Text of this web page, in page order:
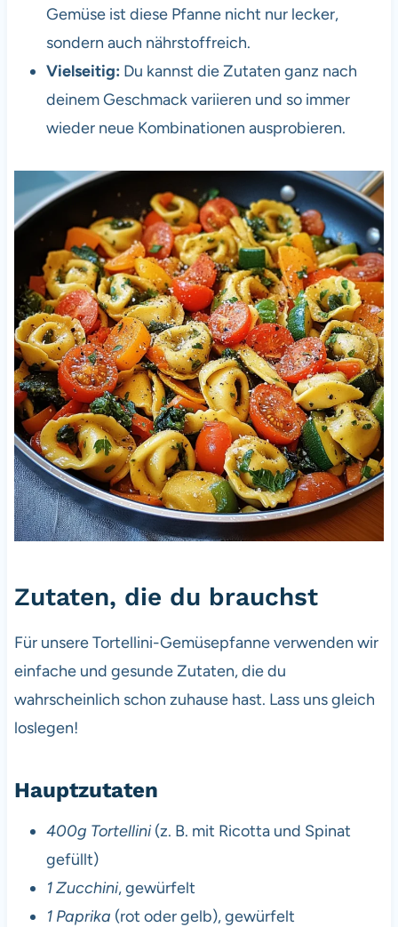
Gemüse ist diese Pfanne nicht nur lecker,
sondern auch nährstoffreich.
Vielseitig: Du kannst die Zutaten ganz nach
deinem Geschmack variieren und so immer
wieder neue Kombinationen ausprobieren.
Zutaten, die du brauchst
Für unsere Tortellini-Gemüsepfanne verwenden wir
einfache und gesunde Zutaten, die du
wahrscheinlich schon zuhause hast. Lass uns gleich
loslegen!
Hauptzutaten
400g Tortellini(z. B. mit Ricotta und Spinat
gefüllt)
1 Zucchini, gewürfelt
1 Paprika (rot oder gelb), gewürfelt